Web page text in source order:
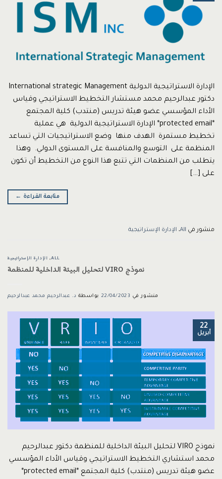
الإدارة الاستراتيجية الدولية International strategic Management
دكتور عبدالرحيم محمد مستشار التخطيط الاستراتيجي وقياس
الأداء المؤسسي عضو هيئة تدريس (منتدب) كلية المجتمع
*protected email* الإدارة الاستراتيجية الدولية هي عملية
تخطيط مستمرة الهدف منها وضع الاستراتيجيات التي تساعد
المنظمة على التوسع والمنافسة على المستوى الدولي. وهذا
يتطلب من المنظمات التي تتبع هذا النوع من التخطيط أن تكون
على […]
متابعة القراءة ←
منشور في All، الإدارة الإستراتيجية
ALL، الإدارة الإستراتيجية
نموذج VIRO لتحليل البيئة الداخلية للمنظمة
منشور في 22/04/2023 بواسطة د. عبدالرحيم محمد عبدالرحيم
22
أبريل
نموذج VIRO لتحليل البيئة الداخلية للمنظمة دكتور عبدالرحيم
محمد استشاري التخطيط الاستراتيجي وقياس الأداء المؤسسي
عضو هيئة تدريس (منتدب) كلية المجتمع *protected email*